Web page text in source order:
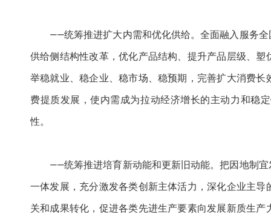
——统筹推进扩大内需和优化供给。全面融入服务
供给侧结构性改革，优化产品结构、提升产品层级、
举稳就业、稳企业、稳市场、稳预期，完善扩大消费
费提质发展，使内需成为拉动经济增长的主动力和稳
性。
——统筹推进培育新动能和更新旧动能。把因地制
一体发展，充分激发各类创新主体活力，深化企业主
关和成果转化，促进各类先进生产要素向发展新质生